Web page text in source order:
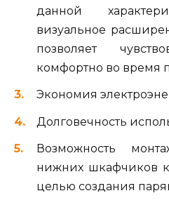
данной
визуальное
позволяет
комфортно во время
Экономия
Долговечность
Возможность
нижних шкафчиков
целью создания